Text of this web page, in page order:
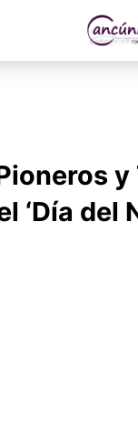
‘Día del